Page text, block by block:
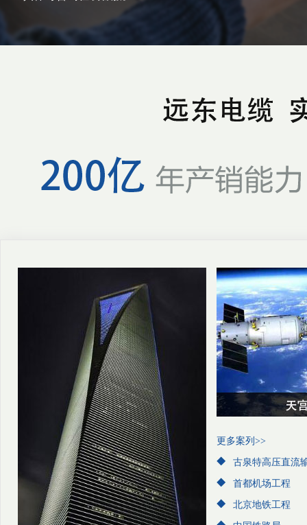
更多案列>>
古泉特高压直流
首都机场工程
北京地铁工程